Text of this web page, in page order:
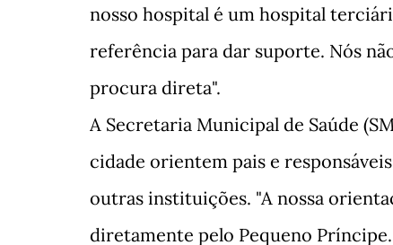
nosso hospital é um hospital
referência para dar suporte. Nós
procura direta".
A Secretaria Municipal de Saúde
cidade orientem pais e
outras instituições. "A nossa
diretamente pelo Pequeno